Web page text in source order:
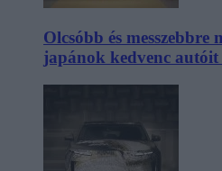
Olcsóbb és
japánok kedvenc autóit